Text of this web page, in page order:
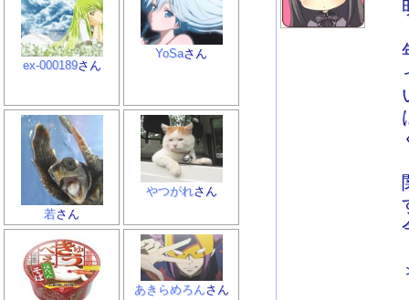
Ｍａｓａｔａｋａ
ん
ex-000189さん
YoSaさん
若さん
やつがれさん
あきらめろんさん